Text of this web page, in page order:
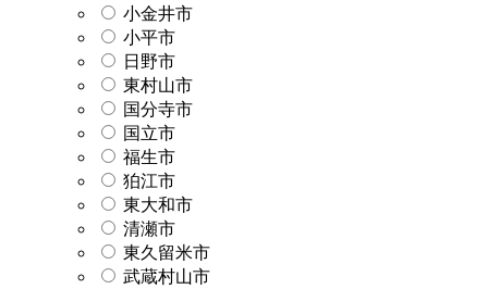
小金井市
小平市
日野市
東村山市
国分寺市
国立市
福生市
狛江市
東大和市
清瀬市
東久留米市
武蔵村山市